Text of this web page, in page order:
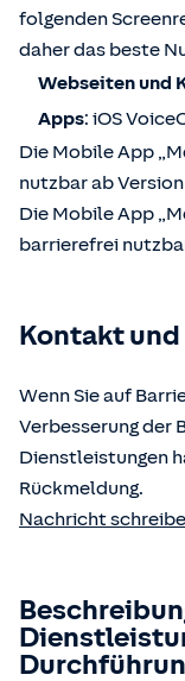
folgenden
daher das beste
Webseiten und
Apps: iOS
Die Mobile App
nutzbar ab Version
Die Mobile App
barrierefrei
Kontakt
Wenn Sie auf
Verbesserung der
Dienstleistungen
Rückmeldung.
Nachricht